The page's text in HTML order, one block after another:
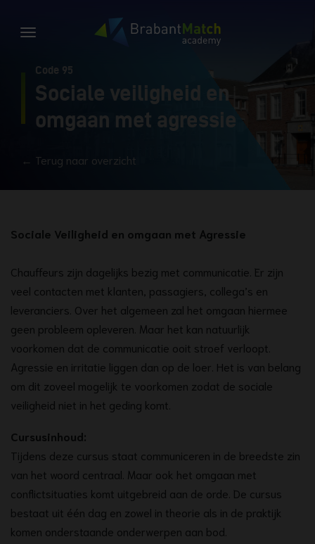
Code 95
Sociale veiligheid en
omgaan met agressie
← Terug naar overzicht
Sociale Veiligheid en omgaan met Agressie
Chauffeurs zijn dagelijks bezig met communicatie. Er zijn
veel contacten met klanten, passagiers, collega’s en
leveranciers. Over het algemeen zal het omgaan hiermee
geen probleem opleveren. Maar het kan natuurlijk
voorkomen dat de communicatie ooit stroef verloopt.
Agressie en irritatie liggen dan op de loer. Het is van belang
om dit zoveel mogelijk te voorkomen zodat de sociale
veiligheid niet in het geding komt.
Cursusinhoud:
Tijdens deze cursus staat communiceren in de breedste zin
van het woord centraal. Maar ook het omgaan met
conflictsituaties komt uitgebreid aan de orde. De cursus
bestaat uit één dag en zowel in theorie als in de praktijk
komen onderstaande onderwerpen aan bod.